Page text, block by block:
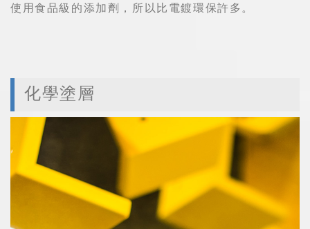
使用食品級的添加劑，所以比電鍍環保許多。
化學塗層